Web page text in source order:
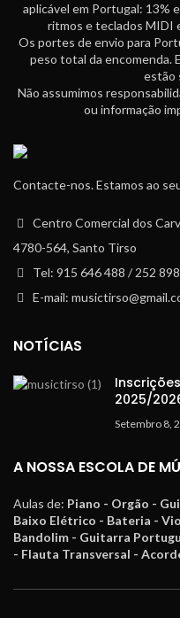
aplicável em Portugal: 13%
ritmos e teclados MIDI
Os portes de envio para
peso total da encomenda.
estão
Não assumimos
ou informação
Contacte-nos. Estamos ao
Centro Comercial dos
4780-564, Santo Tirso
Tel: 915 646 488 / 252
E-mail:
NOTÍCIAS
2025/
Setembro 8,
A NOSSA ESCOLA DE
Aulas de: Piano - Orgão -
Baixo Elétrico - Bateria -
Bandolim - Guitarra
- Flauta Transversal -